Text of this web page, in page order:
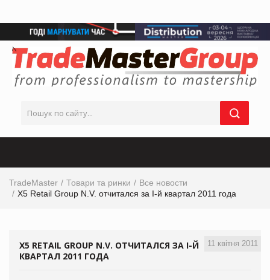
TradeMaster Товари та ринки
Все новости
X5 Retail Group N.V. отчитался за I-й квартал 2011 года
11 квітня 2011
X5 RETAIL GROUP N.V. ОТЧИТАЛСЯ ЗА I-Й
КВАРТАЛ 2011 ГОДА